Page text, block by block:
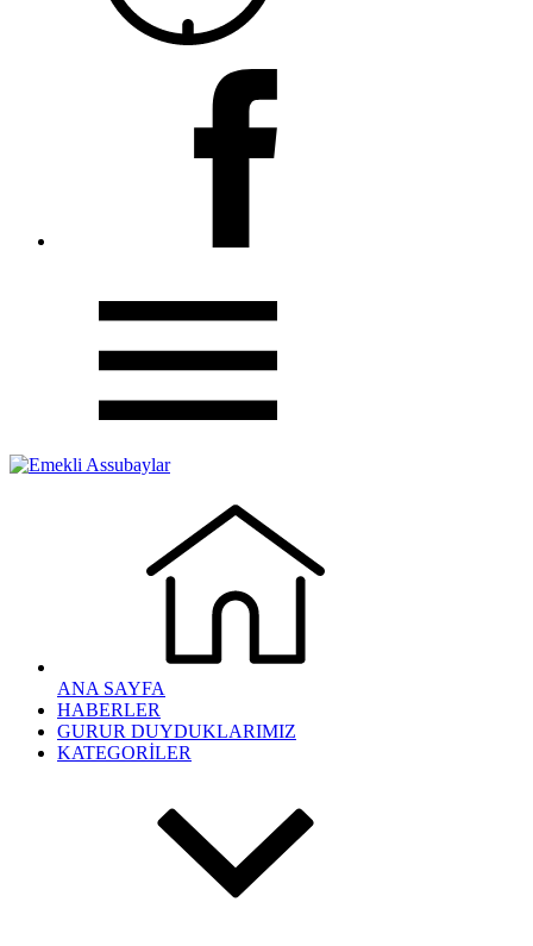
ANA SAYFA
HABERLER
GURUR DUYDUKLARIMIZ
KATEGORİLER